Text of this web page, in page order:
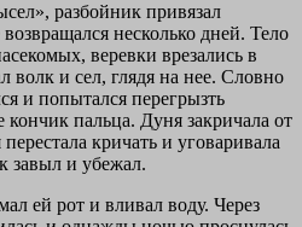
разбойник привязал
несколько дней. Тело
веревки врезались в
и сел, глядя на нее. Словно
и попытался перегрызть
кончик пальца. Дуня закричала от
кричать и уговаривала
завыл и убежал.
ей рот и вливал воду. Через